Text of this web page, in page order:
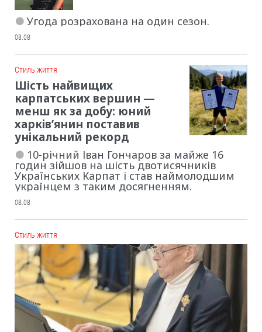
Угода розрахована на один сезон.
08.08
Cтиль життя
Шість найвищих
карпатських вершин —
менш як за добу: юний
харків’янин поставив
унікальний рекорд
10-річний Іван Гончаров за майже 16
годин зійшов на шість двотисячників
Українських Карпат і став наймолодшим
українцем з таким досягненням.
08.08
Cтиль життя